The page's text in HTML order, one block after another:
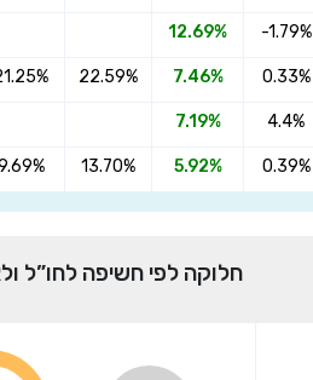
-1.79%
12.69%
0.33%
7.46%
22.59%
4.4%
7.19%
0.39%
5.92%
13.70%
חלוקה לפי חשיפה לחו”ל
אני מאשר שקראתי ומסכים לתנאי השימוש